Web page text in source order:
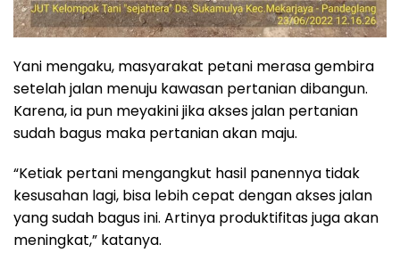
Yani mengaku, masyarakat petani merasa gembira
setelah jalan menuju kawasan pertanian dibangun.
Karena, ia pun meyakini jika akses jalan pertanian
sudah bagus maka pertanian akan maju.
“Ketiak pertani mengangkut hasil panennya tidak
kesusahan lagi, bisa lebih cepat dengan akses jalan
yang sudah bagus ini. Artinya produktifitas juga akan
meningkat,” katanya.